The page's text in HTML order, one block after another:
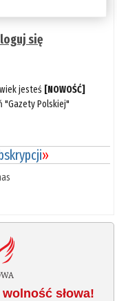
się
jesteś [NOWOŚĆ]
"Gazety Polskiej"
»
słowa!